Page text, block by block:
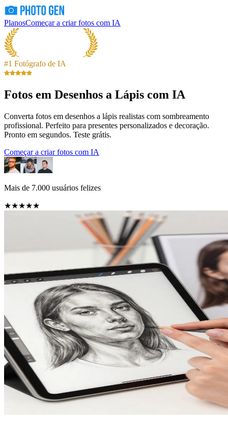
PlanosComeçar a criar fotos com IA
#1 Fotógrafo de IA
Fotos em Desenhos a Lápis com IA
Converta fotos em desenhos a lápis realistas com sombreamento
profissional. Perfeito para presentes personalizados e decoração.
Pronto em segundos. Teste grátis.
Começar a criar fotos com IA
Mais de 7.000 usuários felizes
★★★★★